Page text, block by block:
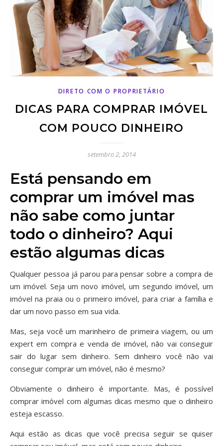
DIRETO COM O PROPRIETÁRIO
DICAS PARA COMPRAR IMÓVEL
COM POUCO DINHEIRO
setembro 2, 2014
Está pensando em
comprar um imóvel mas
não sabe como juntar
todo o dinheiro? Aqui
estão algumas dicas
Qualquer pessoa já parou para pensar sobre a compra de
um imóvel. Seja um novo imóvel, um segundo imóvel, um
imóvel na praia ou o primeiro imóvel, para criar a família e
dar um novo passo em sua vida.
Mas, seja você um marinheiro de primeira viagem, ou um
expert em compra e venda de imóvel, não vai conseguir
sair do lugar sem dinheiro. Sem dinheiro você não vai
conseguir comprar um imóvel, não é mesmo?
Obviamente o dinheiro é importante. Mas, é possível
comprar imóvel com algumas dicas mesmo que o dinheiro
esteja escasso.
Aqui estão as dicas que você precisa seguir se quiser